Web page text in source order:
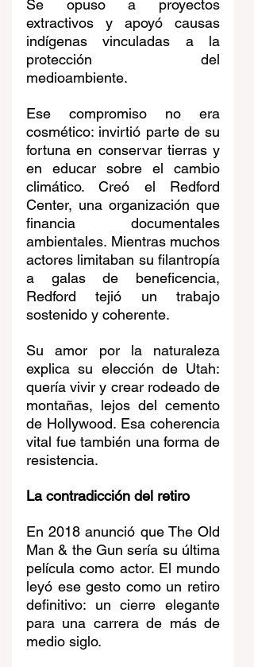
Se opuso a proyectos
extractivos y apoyó causas
indígenas vinculadas a la
protección del
medioambiente.
Ese compromiso no era
cosmético: invirtió parte de su
fortuna en conservar tierras y
en educar sobre el cambio
climático. Creó el Redford
Center, una organización que
financia documentales
ambientales. Mientras muchos
actores limitaban su filantropía
a galas de beneficencia,
Redford tejió un trabajo
sostenido y coherente.
Su amor por la naturaleza
explica su elección de Utah:
quería vivir y crear rodeado de
montañas, lejos del cemento
de Hollywood. Esa coherencia
vital fue también una forma de
resistencia.
La contradicción del retiro
En 2018 anunció que The Old
Man & the Gun sería su última
película como actor. El mundo
leyó ese gesto como un retiro
definitivo: un cierre elegante
para una carrera de más de
medio siglo.